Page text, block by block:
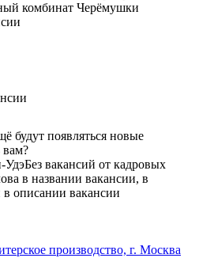
комбинат Черёмушки
будут появляться новые
вам?
УдэБез вакансий от кадровых
в названии вакансии, в
описании вакансии
производство, г. Москва